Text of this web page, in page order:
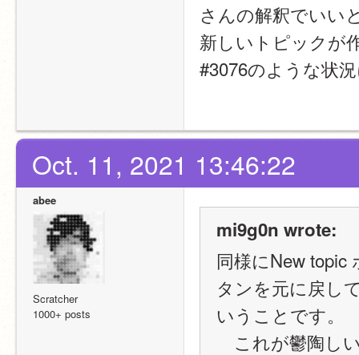
さんの解釈でいい
新しいトピックが
#3076のような状
Oct. 11, 2021 13:46:22
abee
Scratcher
1000+ posts
mi9g0n wrote:
同様にNew topic
タンを元に戻し
いうことです。
これが鬱陶し